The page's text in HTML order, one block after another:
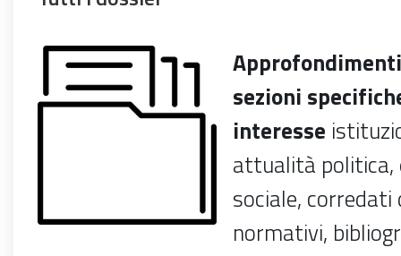
sezioni
interesse
attualità politica,
sociale,
normativi,